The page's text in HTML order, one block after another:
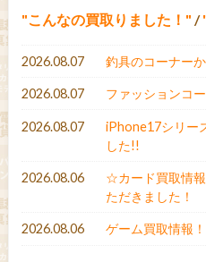
こんなの買取りました！ /
2026.08.07 釣具のコーナー
2026.08.07 ファッションコ
2026.08.07
iPhone17シリー
した!!
2026.08.06
☆カード買取情
ただきました！
2026.08.06 ゲーム買取情報！